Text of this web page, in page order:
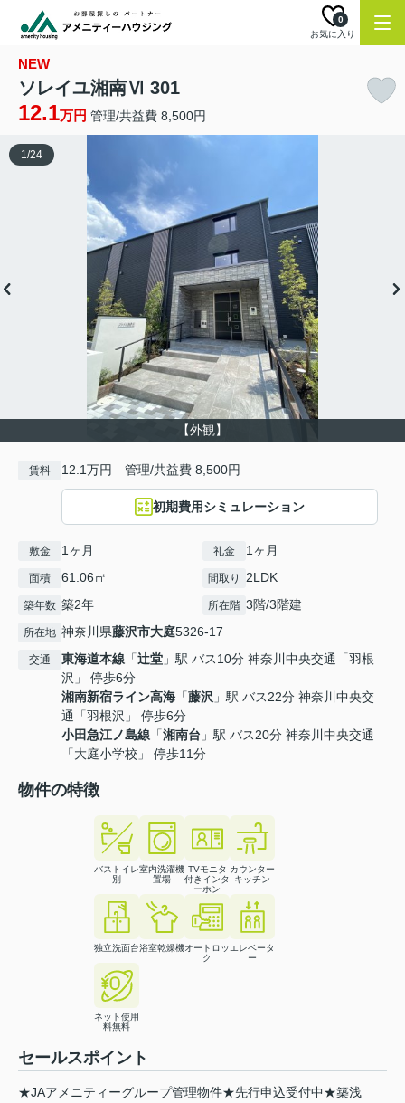
お気に入り
0
NEW
ソレイユ湘南Ⅵ 301
12.1万円 管理/共益費 8,500円
【外観】
1/24
賃料 12.1万円 管理/共益費 8,500円
初期費用シミュレーション
敷金 1ヶ月 礼金 1ヶ月
面積 61.06㎡ 間取り 2LDK
築年数 築2年 所在階 3階/3階建
所在地 神奈川県藤沢市大庭5326-17
交通 東海道本線 「辻堂 」駅 バス10分 神奈川中央交通「羽根
沢」 停歩6分
湘南新宿ライン高海 「藤沢 」駅 バス22分 神奈川中央交
通「羽根沢」 停歩6分
小田急江ノ島線 「湘南台 」駅 バス20分 神奈川中央交通
「大庭小学校」 停歩11分
物件の特徴
バストイレ
別
室内洗濯機
置場
TVモニタ
付きインタ
ーホン
カウンター
キッチン
独立洗面台浴室乾燥機オートロッ
ク
エレベータ
ー
ネット使用
料無料
セールスポイント
★JAアメニティーグループ管理物件★先行申込受付中★築浅